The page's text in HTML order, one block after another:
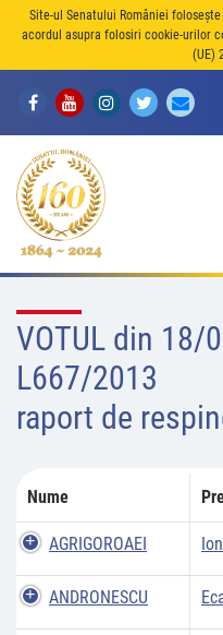
Site-ul Senatului României
acordul asupra folosiri cookie-urilor
(UE)
VOTUL din 18/
L667/2013
raport de
Nume
AGRIGOROAEI
ANDRONESCU